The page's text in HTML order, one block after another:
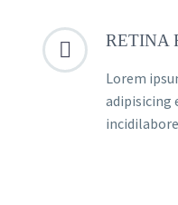

 RETINA
Lorem
adipisicing